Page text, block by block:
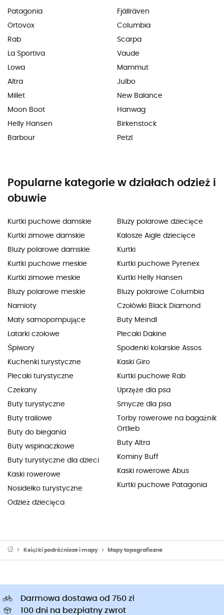
Patagonia
Ortovox
Rab
La Sportiva
Lowa
Altra
Millet
Moon Boot
Helly Hansen
Barbour
Fjällräven
Columbia
Scarpa
Vaude
Mammut
Julbo
New Balance
Hanwag
Birkenstock
Petzl
Popularne kategorie w działach odzież i
obuwie
Kurtki puchowe damskie
Kurtki zimowe damskie
Bluzy polarowe damskie
Kurtki puchowe meskie
Kurtki zimowe meskie
Bluzy polarowe meskie
Namioty
Maty samopompujące
Latarki czołowe
Śpiwory
Kuchenki turystyczne
Plecaki turystyczne
Czekany
Buty turystyczne
Buty trailowe
Buty do biegania
Buty wspinaczkowe
Buty turystyczne dla dzieci
Kaski rowerowe
Nosidełko turystyczne
Odzież dziecięca
Bluzy polarowe dziecięce
Kalosze Aigle dziecięce
Kurtki
Kurtki puchowe Pyrenex
Kurtki Helly Hansen
Bluzy polarowe Columbia
Czołówki Black Diamond
Buty Meindl
Plecaki Dakine
Spodenki kolarskie Assos
Kaski Giro
Kurtki puchowe Rab
Uprzęże dla psa
Smycze dla psa
Torby rowerowe na bagażnik
Ortlieb
Buty Altra
Kominy Buff
Kaski rowerowe Abus
Kurtki puchowe Patagonia
Książki podróżnicze i mapy Mapy topograficzne
Darmowa dostawa od 750 zł
100 dni na bezpłatny zwrot